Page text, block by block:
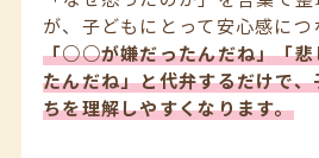
が、子どもにとって安心感につ
「○○が嫌だったんだね」「悲
たんだね」と代弁するだけで
ちを理解しやすくなります。